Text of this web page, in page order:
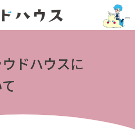
ドハウスに